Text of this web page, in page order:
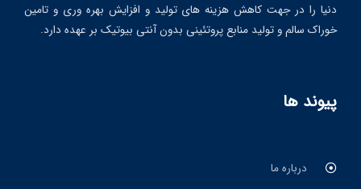
دنیا را در جهت کاهش هزینه های تولید و افزایش بهره وری و تامین
خوراک سالم و تولید منابع پروتئینی بدون آنتی بیوتیک بر عهده دارد.
پیوند ها
درباره ما